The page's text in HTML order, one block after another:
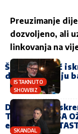
Preuzimanje
dozvoljeno, ali
linkovanja na
ISTAKNUTO
SHOWBIZ
Šerif Konjević
da mu stavljaju
SKANDAL
Darko Lazić
TODOROVIĆ SA
estrade: